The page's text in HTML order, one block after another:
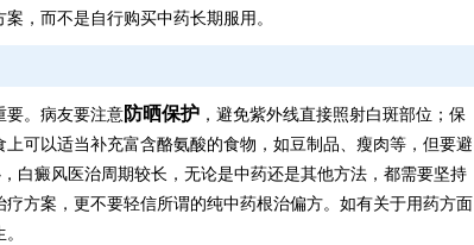
，而不是自行购买中药长期服用。
要。病友要注意 防晒保护 ，避免紫外线直接照射白斑部位；保
可以适当补充富含酪氨酸的食物，如豆制品、瘦肉等，但要避
白癜风医治周期较长，无论是中药还是其他方法，都需要坚持
方案，更不要轻信所谓的纯中药根治偏方。如有关于用药方面